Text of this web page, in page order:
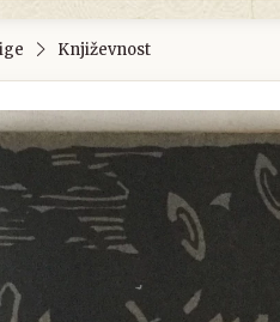
Književnost